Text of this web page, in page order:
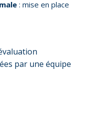
: mise en place
par une équipe